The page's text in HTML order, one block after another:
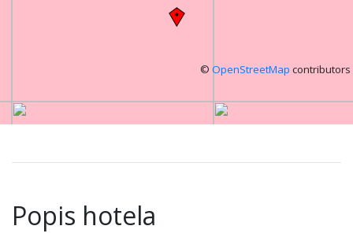
© OpenStreetMap contributors
Popis hotela